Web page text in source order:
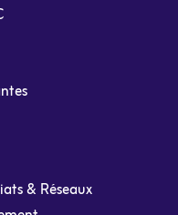
& Réseaux